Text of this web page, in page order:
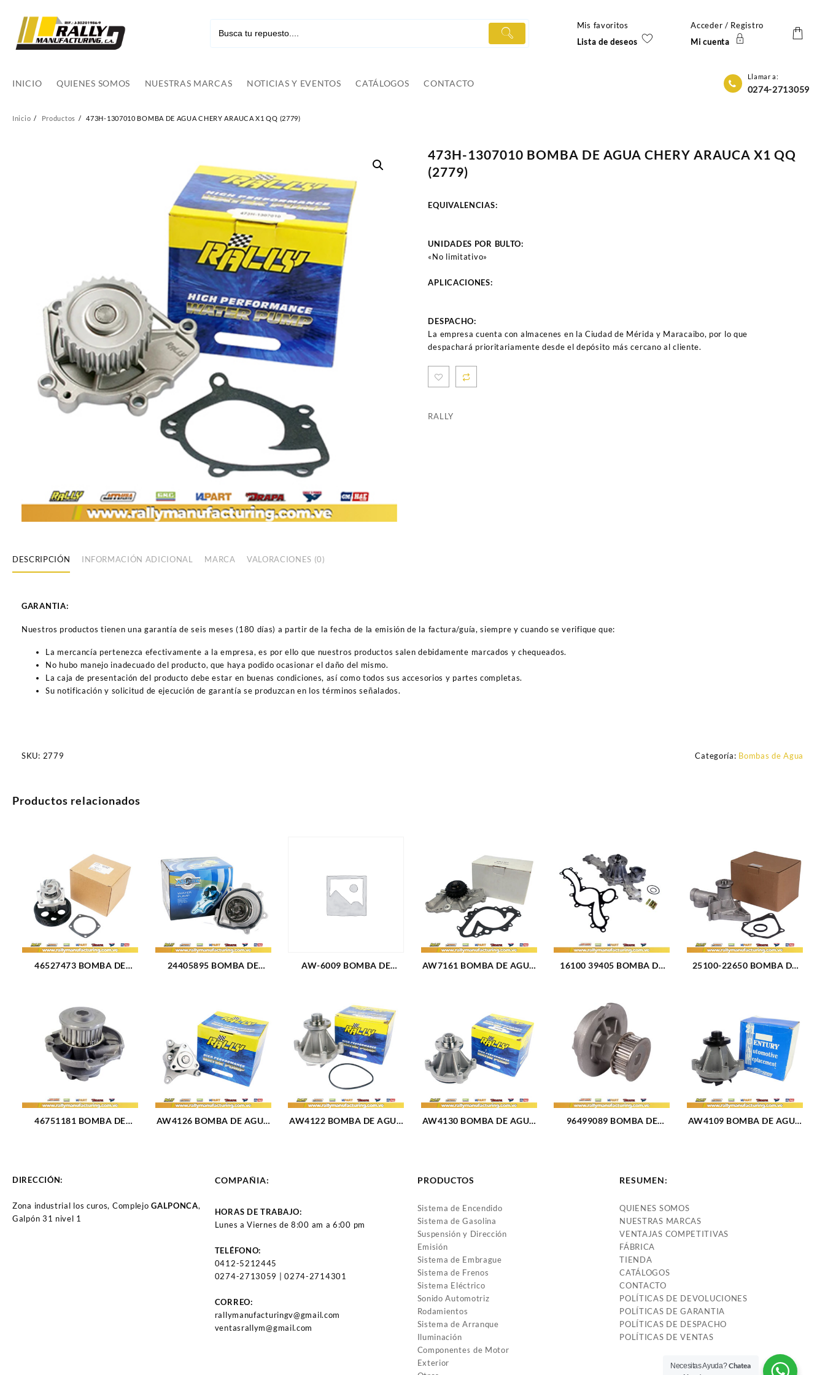
contenido
Mis favoritos
Lista de deseos
Acceder / Registro
Mi cuenta
INICIO QUIENES SOMOS NUESTRAS MARCAS NOTICIAS Y EVENTOS CATÁLOGOS CONTACTO
Llamar a:
0274-2713059
Inicio Productos 473H-1307010 BOMBA DE AGUA CHERY ARAUCA X1 QQ (2779)
473H-1307010 BOMBA DE AGUA CHERY ARAUCA X1 QQ
(2779)
EQUIVALENCIAS:
UNIDADES POR BULTO:
«No limitativo»
APLICACIONES:
DESPACHO:
La empresa cuenta con almacenes en la Ciudad de Mérida y Maracaibo, por lo que
despachará prioritariamente desde el depósito más cercano al cliente.
RALLY
DESCRIPCIÓN INFORMACIÓN ADICIONAL MARCA VALORACIONES (0)
GARANTIA:
Nuestros productos tienen una garantía de seis meses (180 días) a partir de la fecha de la emisión de la factura/guía, siempre y cuando se verifique que:
La mercancía pertenezca efectivamente a la empresa, es por ello que nuestros productos salen debidamente marcados y chequeados.
No hubo manejo inadecuado del producto, que haya podido ocasionar el daño del mismo.
La caja de presentación del producto debe estar en buenas condiciones, así como todos sus accesorios y partes completas.
Su notificación y solicitud de ejecución de garantía se produzcan en los términos señalados.
SKU: 2779 Categoría: Bombas de Agua
Productos relacionados
46527473 BOMBA DE
24405895 BOMBA DE
AW-6009 BOMBA DE
TAHOE (07-09)
AVALANCHE (07-13)
TRAILBLAZER (09-12)
(4198)
AW7161 BOMBA DE AGUA
16100 39405 BOMBA DE
FORTUNER MOTOR 4.0L
(3222)
25100-22650 BOMBA DE
46751181 BOMBA DE
AW4126 BOMBA DE AGUA
AW4122 BOMBA DE AGUA
AW4130 BOMBA DE AGUA
96499089 BOMBA DE
AW4109 BOMBA DE AGUA
DIRECCIÓN:
Zona industrial los curos, ComplejoGALPONCA,
Galpón 31 nivel 1
COMPAÑIA:
HORAS DE TRABAJO:
Lunes a Viernes de 8:00 am a 6:00 pm
TELÉFONO:
0412-5212445
0274-2713059 | 0274-2714301
CORREO:
rallymanufacturingv@gmail.com
ventasrallym@gmail.com
PRODUCTOS
Sistema de Encendido
Sistema de Gasolina
Suspensión y Dirección
Emisión
Sistema de Embrague
Sistema de Frenos
Sistema Eléctrico
Sonido Automotriz
Rodamientos
Sistema de Arranque
Iluminación
Componentes de Motor
Exterior
RESUMEN:
QUIENES SOMOS
NUESTRAS MARCAS
VENTAJAS COMPETITIVAS
FÁBRICA
TIENDA
CATÁLOGOS
CONTACTO
POLÍTICAS DE DEVOLUCIONES
POLÍTICAS DE GARANTIA
POLÍTICAS DE DESPACHO
POLÍTICAS DE VENTAS
Necesitas Ayuda?Chatea